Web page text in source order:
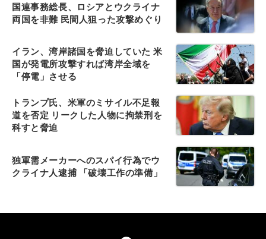
国連事務総長、ロシアとウクライナ
両国を非難 民間人狙った攻撃めぐり
イラン、湾岸諸国を脅迫していた 米
国が発電所攻撃すれば湾岸全域を
「停電」させる
トランプ氏、米軍のミサイル不足報
道を否定 リークした人物に拘禁刑を
科すと脅迫
独軍需メーカーへのスパイ行為でウ
クライナ人逮捕 「破壊工作の準備」